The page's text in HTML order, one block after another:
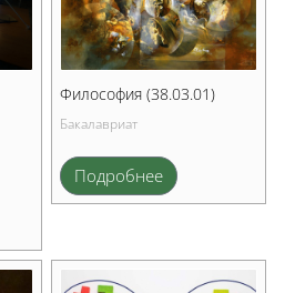
Философия (38.03.01)
Бакалавриат
Подробнее